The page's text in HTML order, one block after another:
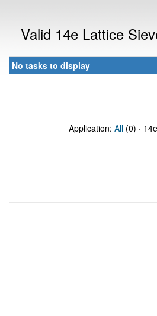
Valid 14e Lattice
No tasks to display
Application: All (0) ·